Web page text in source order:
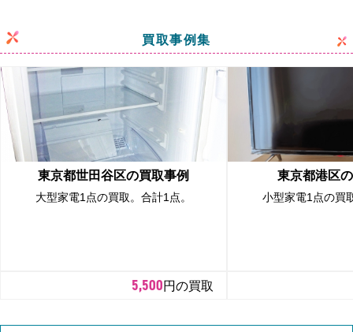
買取事例集
東京都世田谷区の買取事例
大型家電1点の買取。合計1点。
5,500円の買取
東京都港区
小型家電1点の買